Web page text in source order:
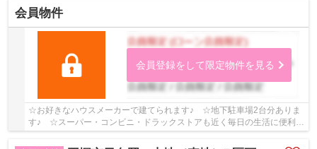
会員物件
会員登録をして限定物件を見る
☆お好きなハウスメーカーで建てられます♪ ☆地下駐車場2台分ありま
す♪ ☆スーパー・コンビニ・ドラックストアも近く毎日の生活に便利で
す♪ ☆角地なので陽当り良好です♪ 【平塚市の土...